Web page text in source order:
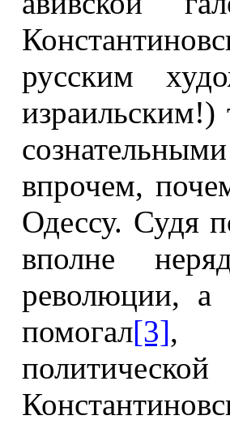
русским
израильским!)
впрочем,
Одессу. Судя
вполне
революции, а
помогал[3],